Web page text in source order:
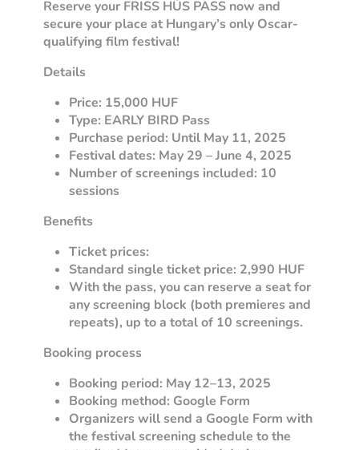
Reserve your FRISS HÚS PASS now and
secure your place at Hungary’s only Oscar-
qualifying film festival!
Details
Price: 15,000 HUF
Type: EARLY BIRD Pass
Purchase period: Until May 11, 2025
Festival dates: May 29 – June 4, 2025
Number of screenings included: 10
sessions
Benefits
Ticket prices:
Standard single ticket price: 2,990 HUF
With the pass, you can reserve a seat for
any screening block (both premieres and
repeats), up to a total of 10 screenings.
Booking process
Booking period: May 12–13, 2025
Booking method: Google Form
Organizers will send a Google Form with
the festival screening schedule to the